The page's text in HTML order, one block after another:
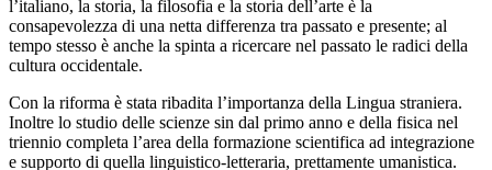
l’italiano, la storia, la filosofia e la storia dell’arte è la
consapevolezza di una netta differenza tra passato e presente; al
tempo stesso è anche la spinta a ricercare nel passato le radici della
cultura occidentale.
Con la riforma è stata ribadita l’importanza della Lingua straniera.
Inoltre lo studio delle scienze sin dal primo anno e della fisica nel
triennio completa l’area della formazione scientifica ad integrazione
e supporto di quella linguistico-letteraria, prettamente umanistica.